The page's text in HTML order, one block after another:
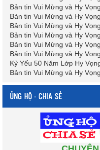
Bản tin Vui Mừng và Hy Vọng
Bản tin Vui Mừng và Hy Vọng
Bản tin Vui Mừng và Hy Vọng
Bản tin Vui Mừng và Hy Vọng
Bản tin Vui Mừng và Hy Vọng
Bản tin Vui Mừng và Hy Vọng
Kỷ Yếu 50 Năm Lớp Hy
Bản tin Vui Mừng và Hy Vọng
ỦNG HỘ - CHIA SẺ